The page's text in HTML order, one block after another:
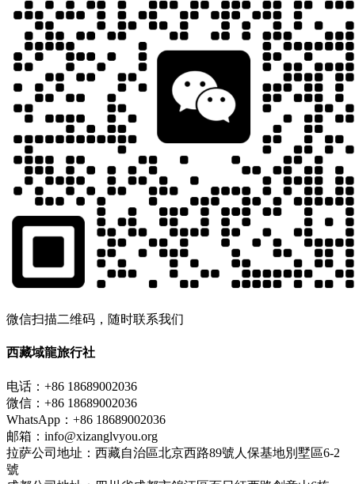
微信扫描二维码，随时联系我们
西藏域龍旅行社
电话：+86 18689002036
微信：+86 18689002036
WhatsApp：+86 18689002036
邮箱：info@xizanglvyou.org
拉萨公司地址：西藏自治區北京西路89號人保基地別墅區6-2
號